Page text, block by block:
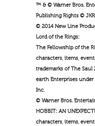
™ & © Warner Bros.
Publishing Rights ©
© 2014 New Line
Lord of the Rings:
The Fellowship of the
characters, items,
trademarks of The
earth Enterprises
Inc.
© Warner Bros.
HOBBIT: AN
characters, items,